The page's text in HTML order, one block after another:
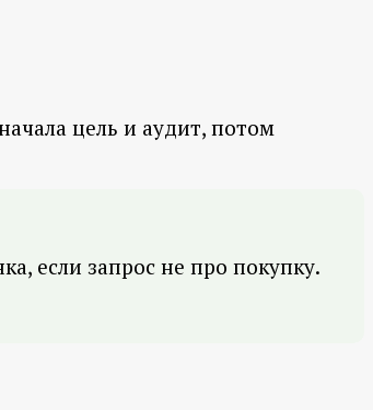
цель и аудит, потом
если запрос не про покупку.